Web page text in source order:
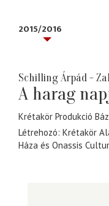
2015/2016
Schilling Árpád -
A harag
Krétakör Produkció
Létrehozó: Krétakör
Háza és Onassis